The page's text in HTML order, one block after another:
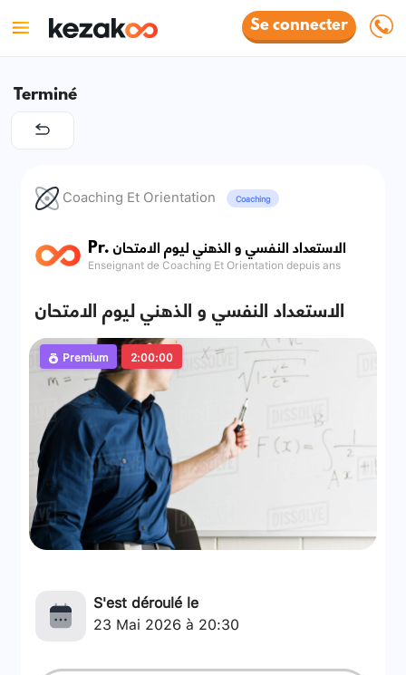
Se connecter
Terminé
Coaching Et Orientation Coaching
Pr. الاستعداد النفسي و الذهني ليوم الامتحان
Enseignant de Coaching Et Orientation depuis ans
الاستعداد النفسي و الذهني ليوم الامتحان
Premium 2:00:00
S'est déroulé le
23 Mai 2026 à 20:30